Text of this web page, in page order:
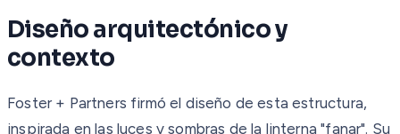
Diseño arquitectónico y
contexto
Foster + Partners firmó el diseño de esta estructura,
inspirada en las luces y sombras de la linterna "fanar". Su